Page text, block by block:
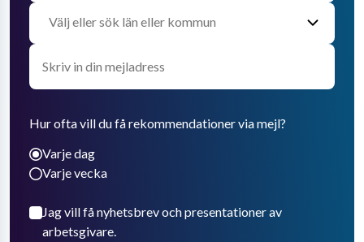
Hur ofta vill du få rekommendationer via mejl?
Varje dag
Varje vecka
Jag vill få nyhetsbrev och presentationer av
arbetsgivare.